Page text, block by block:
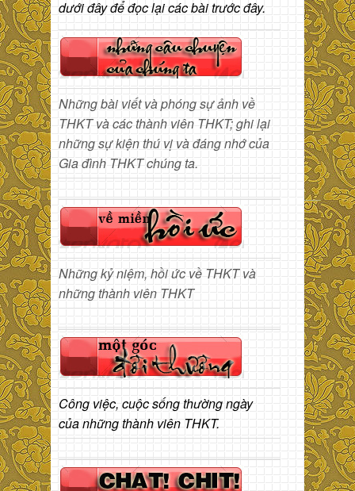
dưới đây để đọc lại các bài trước đây.
Những bài viết và phóng sự ảnh về
THKT và các thành viên THKT; ghi lại
những sự kiện thú vị và đáng nhớ của
Gia đình THKT chúng ta.
Những kỷ niệm, hồi ức về THKT và
những thành viên THKT
Công việc, cuộc sống thường ngày
của những thành viên THKT.